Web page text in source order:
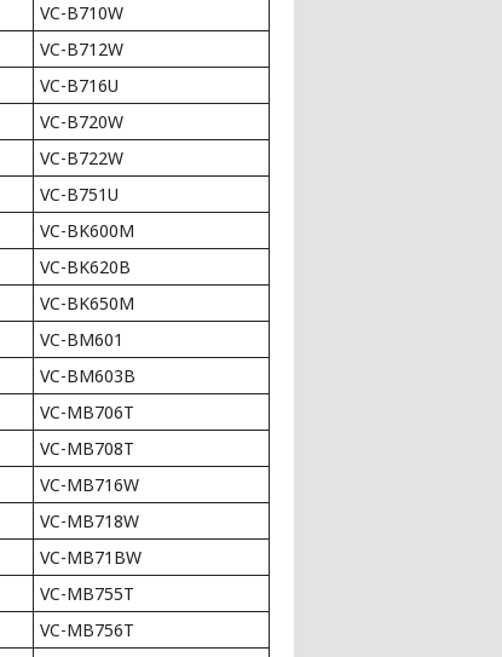
VC-B710W
VC-B712W
VC-B716U
VC-B720W
VC-B722W
VC-B751U
VC-BK600M
VC-BK620B
VC-BK650M
VC-BM601
VC-BM603B
VC-MB706T
VC-MB708T
VC-MB716W
VC-MB718W
VC-MB71BW
VC-MB755T
VC-MB756T